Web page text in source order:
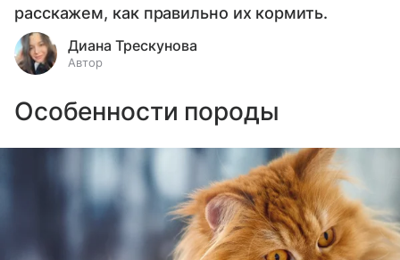
расскажем, как правильно их кормить.
Диана Трескунова
Автор
Особенности породы